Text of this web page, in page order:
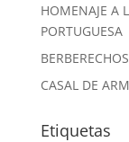
HOMENAJE A
PORTUGUESA
CASAL DE
Etiquetas